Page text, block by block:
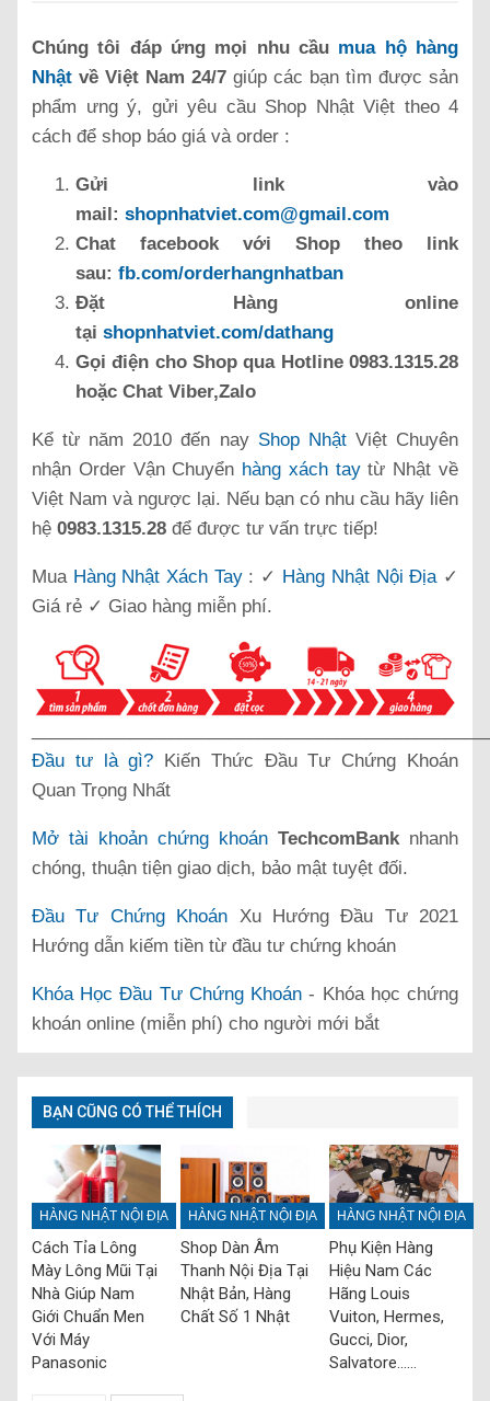
Chúng tôi đáp ứng mọi nhu cầu mua hộ hàng
Nhật về Việt Nam 24/7 giúp các bạn tìm được sản
phẩm ưng ý, gửi yêu cầu Shop Nhật Việt theo 4
cách để shop báo giá và order :
Gửi link vào
mail: shopnhatviet.com@gmail.com
Chat facebook với Shop theo link
sau: fb.com/orderhangnhatban
Đặt Hàng online
tại shopnhatviet.com/dathang
Gọi điện cho Shop qua Hotline 0983.1315.28
hoặc Chat Viber,Zalo
Kể từ năm 2010 đến nay Shop NhậtViệt Chuyên
nhận Order Vận Chuyển hàng xách taytừ Nhật về
Việt Nam và ngược lại. Nếu bạn có nhu cầu hãy liên
hệ 0983.1315.28 để được tư vấn trực tiếp!
Mua Hàng Nhật Xách Tay: ✓ Hàng Nhật Nội Địa✓
Giá rẻ ✓ Giao hàng miễn phí.
Đầu tư là gì? Kiến Thức Đầu Tư Chứng Khoán
Quan Trọng Nhất
Mở tài khoản chứng khoán TechcomBank nhanh
chóng, thuận tiện giao dịch, bảo mật tuyệt đối.
Đầu Tư Chứng Khoán Xu Hướng Đầu Tư 2021
Hướng dẫn kiếm tiền từ đầu tư chứng khoán
Khóa Học Đầu Tư Chứng Khoán - Khóa học chứng
khoán online (miễn phí) cho người mới bắt
BẠN CŨNG CÓ THỂ THÍCH
HÀNG NHẬT NỘI ĐỊA
Cách Tỉa Lông
Mày Lông Mũi Tại
Nhà Giúp Nam
Giới Chuẩn Men
Với Máy
Panasonic
HÀNG NHẬT NỘI ĐỊA
Shop Dàn Âm
Thanh Nội Địa Tại
Nhật Bản, Hàng
Chất Số 1 Nhật
HÀNG NHẬT NỘI ĐỊA
Phụ Kiện Hàng
Hiệu Nam Các
Hãng Louis
Vuiton, Hermes,
Gucci, Dior,
Salvatore……